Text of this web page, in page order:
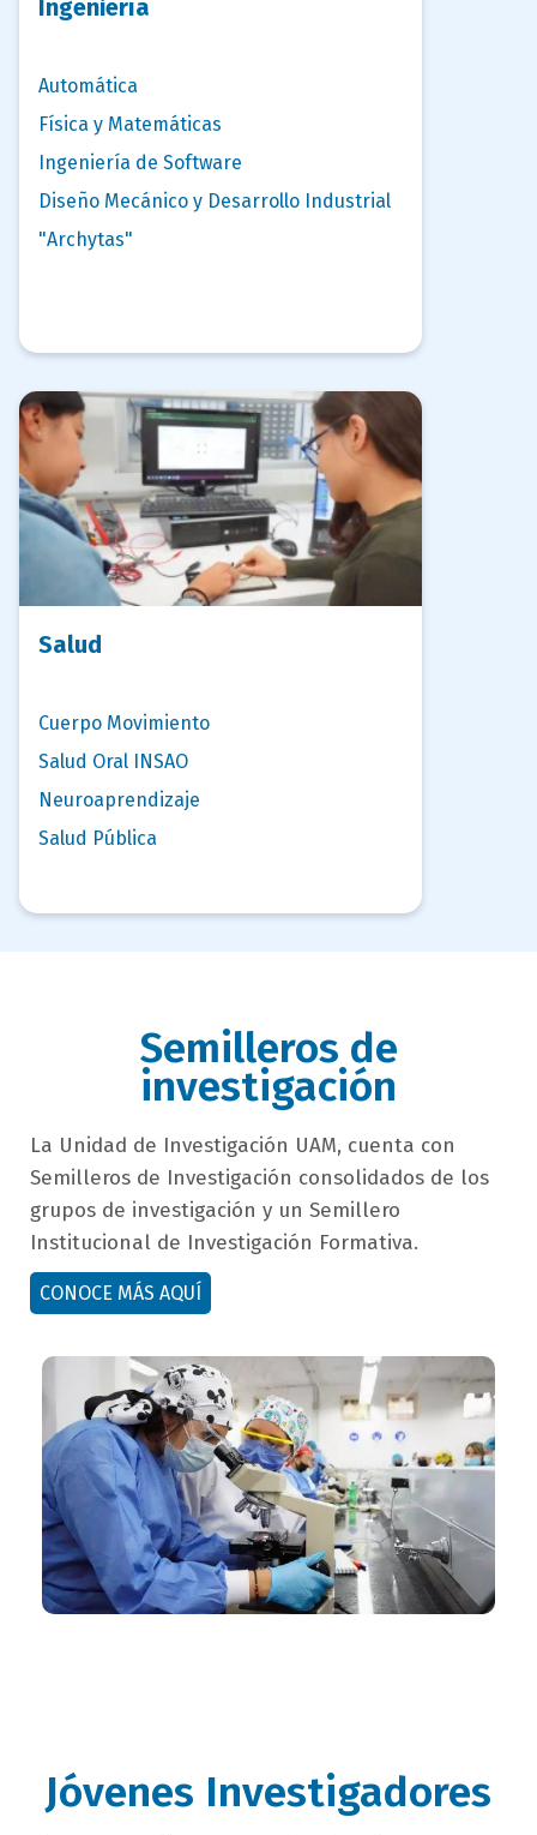
Ingeniería
Automática
Física y Matemáticas
Ingeniería de Software
Diseño Mecánico y Desarrollo Industrial
"Archytas"
Salud
Cuerpo Movimiento
Salud Oral INSAO
Neuroaprendizaje
Salud Pública
Semilleros de
investigación
campo
texto
bloque
texto
La Unidad de Investigación UAM, cuenta con
Semilleros de Investigación consolidados de los
grupos de investigación y un Semillero
Institucional de Investigación Formativa.
button
texto
CONOCE MÁS AQUÍ
Jóvenes Investigadores